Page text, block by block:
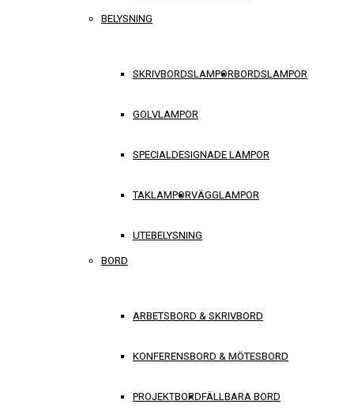
BELYSNING
SKRIVBORDSLAMPORBORDSLAMPOR
GOLVLAMPOR
SPECIALDESIGNADE LAMPOR
TAKLAMPORVÄGGLAMPOR
UTEBELYSNING
BORD
ARBETSBORD & SKRIVBORD
KONFERENSBORD & MÖTESBORD
PROJEKTBORDFÄLLBARA BORD